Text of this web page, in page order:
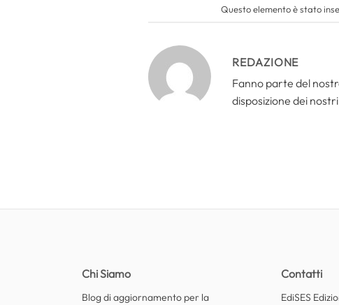
Questo elemento è stato
REDAZIONE
Fanno parte del
disposizione dei
Chi Siamo
Blog di aggiornamento per la
Contatti
EdiSES